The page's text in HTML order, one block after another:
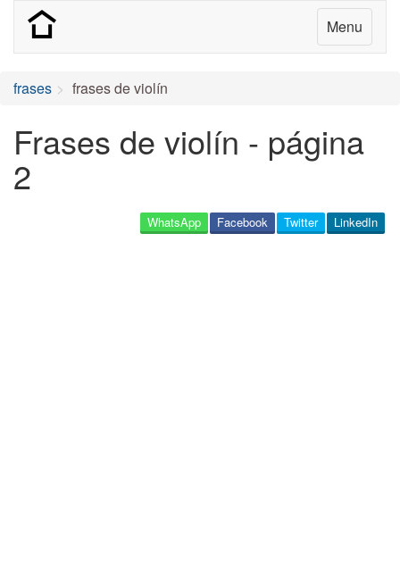
Menu
frases frases de violín
Frases de violín - página
2
LinkedIn
Twitter
Facebook
WhatsApp